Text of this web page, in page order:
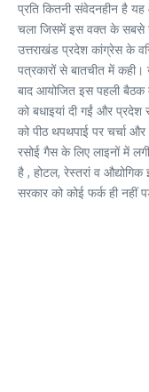
प्रति कितनी संवेदनहीन है
चला जिसमें इस वक्त के सबसे
उत्तराखंड प्रदेश कांग्रेस के
पत्रकारों से बातचीत में
बाद आयोजित इस पहली बैठक
को बधाइयां दी गईं और प्रदेश
को पीठ थपथपाई पर चर्चा
रसोई गैस के लिए लाइनों में
है , होटल, रेस्तरां व
सरकार को कोई फर्क ही नहीं